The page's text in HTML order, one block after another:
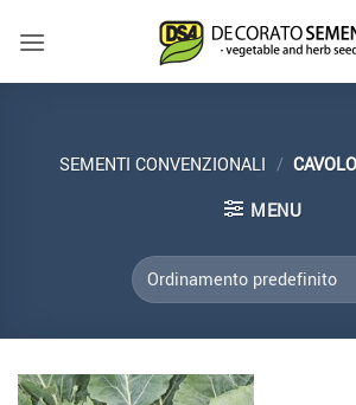
SEMENTI CONVENZIONALI /
MENU